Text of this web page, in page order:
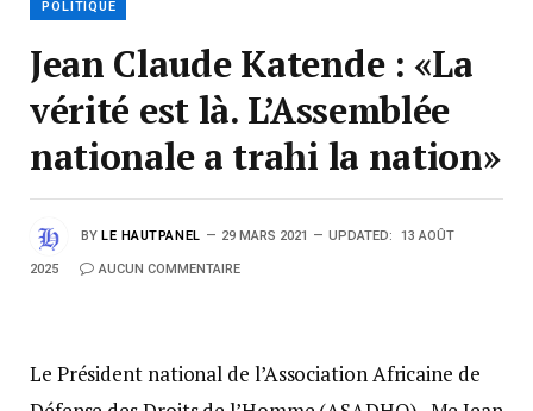
POLITIQUE
Jean Claude Katende : «La
vérité est là. L’Assemblée
nationale a trahi la nation»
BY LE HAUTPANEL 29 MARS 2021 UPDATED: 13 AOÛT
2025 AUCUN COMMENTAIRE
Le Président national de l’Association Africaine de